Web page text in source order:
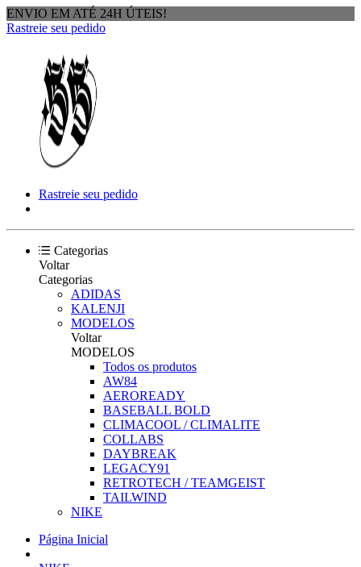
ENVIO EM ATÉ 24H ÚTEIS!
Rastreie seu pedido
Rastreie seu pedido
Categorias
Voltar
Categorias
ADIDAS
KALENJI
MODELOS
Voltar
MODELOS
Todos os produtos
AW84
AEROREADY
BASEBALL BOLD
CLIMACOOL / CLIMALITE
COLLABS
DAYBREAK
LEGACY91
RETROTECH / TEAMGEIST
TAILWIND
NIKE
Página Inicial